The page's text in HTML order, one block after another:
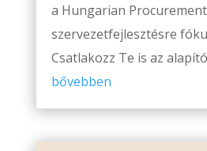
a Hungarian
szervezetfejlesztésre
Csatlakozz Te is az
bővebben